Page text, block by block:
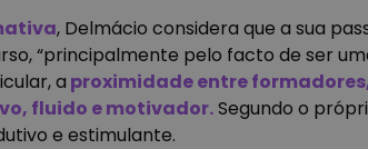
, Delmácio considera que a sua
“principalmente pelo facto de ser
a proximidade entre
fluido e motivador.Segundo o
e estimulante.